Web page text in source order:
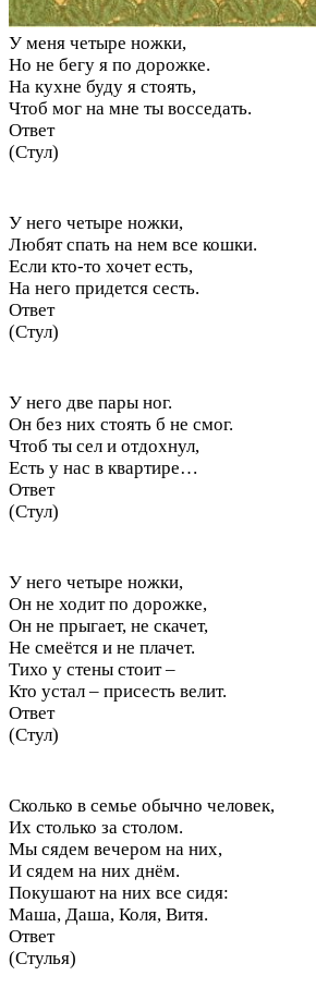
У меня четыре ножки,
Но не бегу я по дорожке.
На кухне буду я стоять,
Чтоб мог на мне ты восседать.
Ответ
(Стул)
У него четыре ножки,
Любят спать на нем все кошки.
Если кто-то хочет есть,
На него придется сесть.
Ответ
(Стул)
У него две пары ног.
Он без них стоять б не смог.
Чтоб ты сел и отдохнул,
Есть у нас в квартире…
Ответ
(Стул)
У него четыре ножки,
Он не ходит по дорожке,
Он не прыгает, не скачет,
Не смеётся и не плачет.
Тихо у стены стоит –
Кто устал – присесть велит.
Ответ
(Стул)
Сколько в семье обычно человек,
Их столько за столом.
Мы сядем вечером на них,
И сядем на них днём.
Покушают на них все сидя:
Маша, Даша, Коля, Витя.
Ответ
(Стулья)